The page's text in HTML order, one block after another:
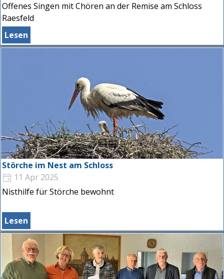
Offenes Singen mit Chören an der Remise am Schloss
Raesfeld
Lesen
Störche im Nest am Schloss
11 Apr 2025
Nisthilfe für Störche bewohnt
Lesen